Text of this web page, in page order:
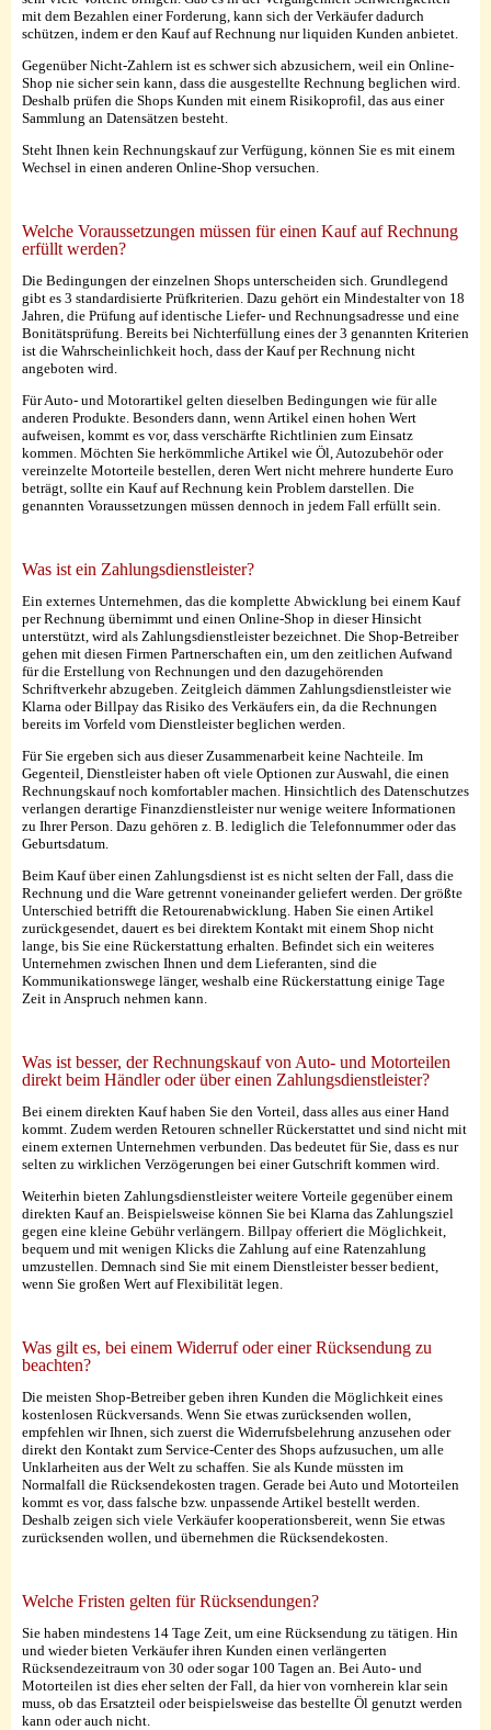
mit dem Bezahlen einer Forderung, kann sich der Verkäufer dadurch
schützen, indem er den Kauf auf Rechnung nur liquiden Kunden anbietet.
Gegenüber Nicht-Zahlern ist es schwer sich abzusichern, weil ein Online-
Shop nie sicher sein kann, dass die ausgestellte Rechnung beglichen wird.
Deshalb prüfen die Shops Kunden mit einem Risikoprofil, das aus einer
Sammlung an Datensätzen besteht.
Steht Ihnen kein Rechnungskauf zur Verfügung, können Sie es mit einem
Wechsel in einen anderen Online-Shop versuchen.
Welche Voraussetzungen müssen für einen Kauf auf Rechnung
erfüllt werden?
Die Bedingungen der einzelnen Shops unterscheiden sich. Grundlegend
gibt es 3 standardisierte Prüfkriterien. Dazu gehört ein Mindestalter von 18
Jahren, die Prüfung auf identische Liefer- und Rechnungsadresse und eine
Bonitätsprüfung. Bereits bei Nichterfüllung eines der 3 genannten Kriterien
ist die Wahrscheinlichkeit hoch, dass der Kauf per Rechnung nicht
angeboten wird.
Für Auto- und Motorartikel gelten dieselben Bedingungen wie für alle
anderen Produkte. Besonders dann, wenn Artikel einen hohen Wert
aufweisen, kommt es vor, dass verschärfte Richtlinien zum Einsatz
kommen. Möchten Sie herkömmliche Artikel wie Öl, Autozubehör oder
vereinzelte Motorteile bestellen, deren Wert nicht mehrere hunderte Euro
beträgt, sollte ein Kauf auf Rechnung kein Problem darstellen. Die
genannten Voraussetzungen müssen dennoch in jedem Fall erfüllt sein.
Was ist ein Zahlungsdienstleister?
Ein externes Unternehmen, das die komplette Abwicklung bei einem Kauf
per Rechnung übernimmt und einen Online-Shop in dieser Hinsicht
unterstützt, wird als Zahlungsdienstleister bezeichnet. Die Shop-Betreiber
gehen mit diesen Firmen Partnerschaften ein, um den zeitlichen Aufwand
für die Erstellung von Rechnungen und den dazugehörenden
Schriftverkehr abzugeben. Zeitgleich dämmen Zahlungsdienstleister wie
Klarna oder Billpay das Risiko des Verkäufers ein, da die Rechnungen
bereits im Vorfeld vom Dienstleister beglichen werden.
Für Sie ergeben sich aus dieser Zusammenarbeit keine Nachteile. Im
Gegenteil, Dienstleister haben oft viele Optionen zur Auswahl, die einen
Rechnungskauf noch komfortabler machen. Hinsichtlich des Datenschutzes
verlangen derartige Finanzdienstleister nur wenige weitere Informationen
zu Ihrer Person. Dazu gehören z. B. lediglich die Telefonnummer oder das
Geburtsdatum.
Beim Kauf über einen Zahlungsdienst ist es nicht selten der Fall, dass die
Rechnung und die Ware getrennt voneinander geliefert werden. Der größte
Unterschied betrifft die Retourenabwicklung. Haben Sie einen Artikel
zurückgesendet, dauert es bei direktem Kontakt mit einem Shop nicht
lange, bis Sie eine Rückerstattung erhalten. Befindet sich ein weiteres
Unternehmen zwischen Ihnen und dem Lieferanten, sind die
Kommunikationswege länger, weshalb eine Rückerstattung einige Tage
Zeit in Anspruch nehmen kann.
Was ist besser, der Rechnungskauf von Auto- und Motorteilen
direkt beim Händler oder über einen Zahlungsdienstleister?
Bei einem direkten Kauf haben Sie den Vorteil, dass alles aus einer Hand
kommt. Zudem werden Retouren schneller Rückerstattet und sind nicht mit
einem externen Unternehmen verbunden. Das bedeutet für Sie, dass es nur
selten zu wirklichen Verzögerungen bei einer Gutschrift kommen wird.
Weiterhin bieten Zahlungsdienstleister weitere Vorteile gegenüber einem
direkten Kauf an. Beispielsweise können Sie bei Klarna das Zahlungsziel
gegen eine kleine Gebühr verlängern. Billpay offeriert die Möglichkeit,
bequem und mit wenigen Klicks die Zahlung auf eine Ratenzahlung
umzustellen. Demnach sind Sie mit einem Dienstleister besser bedient,
wenn Sie großen Wert auf Flexibilität legen.
Was gilt es, bei einem Widerruf oder einer Rücksendung zu
beachten?
Die meisten Shop-Betreiber geben ihren Kunden die Möglichkeit eines
kostenlosen Rückversands. Wenn Sie etwas zurücksenden wollen,
empfehlen wir Ihnen, sich zuerst die Widerrufsbelehrung anzusehen oder
direkt den Kontakt zum Service-Center des Shops aufzusuchen, um alle
Unklarheiten aus der Welt zu schaffen. Sie als Kunde müssten im
Normalfall die Rücksendekosten tragen. Gerade bei Auto und Motorteilen
kommt es vor, dass falsche bzw. unpassende Artikel bestellt werden.
Deshalb zeigen sich viele Verkäufer kooperationsbereit, wenn Sie etwas
zurücksenden wollen, und übernehmen die Rücksendekosten.
Welche Fristen gelten für Rücksendungen?
Sie haben mindestens 14 Tage Zeit, um eine Rücksendung zu tätigen. Hin
und wieder bieten Verkäufer ihren Kunden einen verlängerten
Rücksendezeitraum von 30 oder sogar 100 Tagen an. Bei Auto- und
Motorteilen ist dies eher selten der Fall, da hier von vornherein klar sein
muss, ob das Ersatzteil oder beispielsweise das bestellte Öl genutzt werden
kann oder auch nicht.